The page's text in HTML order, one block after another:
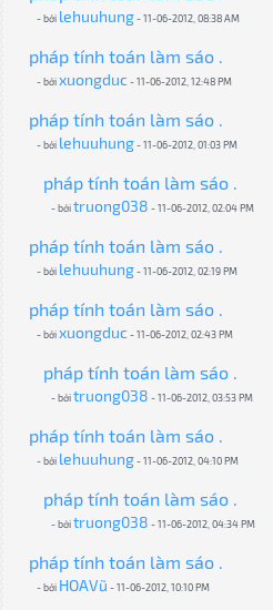
- bởi lehuuhung- 11-06-2012, 08:38 AM
pháp tính toán làm sáo .
- bởixuongduc- 11-06-2012, 12:48 PM
pháp tính toán làm sáo .
- bởi lehuuhung- 11-06-2012, 01:03 PM
pháp tính toán làm sáo .
- bởitruong038 - 11-06-2012, 02:04 PM
pháp tính toán làm sáo .
- bởi lehuuhung- 11-06-2012, 02:19 PM
pháp tính toán làm sáo .
- bởixuongduc- 11-06-2012, 02:43 PM
pháp tính toán làm sáo .
- bởitruong038 - 11-06-2012, 03:53 PM
pháp tính toán làm sáo .
- bởi lehuuhung- 11-06-2012, 04:10 PM
pháp tính toán làm sáo .
- bởitruong038 - 11-06-2012, 04:34 PM
pháp tính toán làm sáo .
- bởi HOAVũ - 11-06-2012, 10:10 PM